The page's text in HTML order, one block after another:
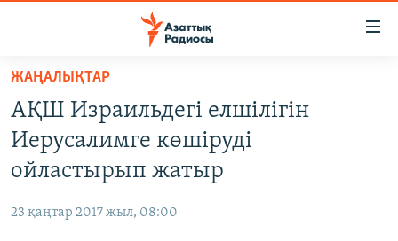
Skip
main
content
Skip
main
Navigation
САЯСАТ
AZATTYQTV
АДАМ ҚҰҚЫҚТАРЫ
ЖАҢАЛЫҚТАР
АҚШ Израильдегі елшілігін
Иерусалимге көшіруді
ойластырып жатыр
23 қаңтар 2017 жыл, 08:00